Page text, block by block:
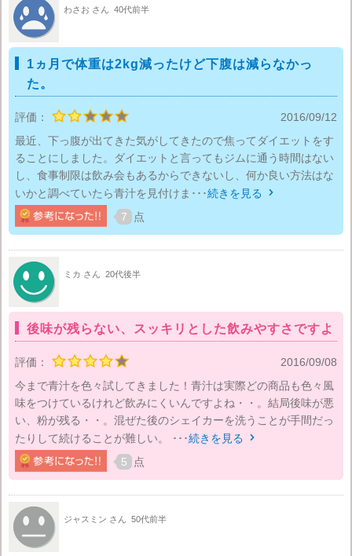
わさお さん 40代前半
1ヵ月で体重は2kg減ったけど下腹は減らなかっ
た。
評価：
2016/09/12
最近、下っ腹が出てきた気がしてきたので焦ってダイエットをす
ることにしました。ダイエットと言ってもジムに通う時間はない
し、食事制限は飲み会もあるからできないし、何か良い方法はな
いかと調べていたら青汁を見付けま･･･続きを見る 
7 点
ミカ さん 20代後半
後味が残らない、スッキリとした飲みやすさですよ
評価：
2016/09/08
今まで青汁を色々試してきました！青汁は実際どの商品も色々風
味をつけているけれど飲みにくいんですよね・・。結局後味が悪
い、粉が残る・・。混ぜた後のシェイカーを洗うことが手間だっ
たりして続けることが難しい。 ･･･続きを見る 
5 点
ジャスミン さん 50代前半